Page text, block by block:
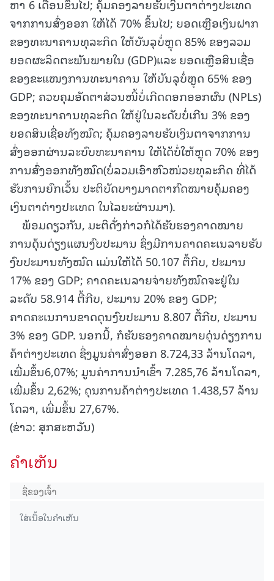
ຫາ 6 ເດືອນຂຶ້ນໄປ; ຄຸ້ມຄອງລາຍຮັບເງິນຕາຕ່າງປະເທດ
ຈາກການສົ່ງອອກ ໃຫ້ໄດ້ 70% ຂຶ້ນໄປ; ຍອດເຫຼືອເງິນຝາກ
ຂອງທະນາຄານທຸລະກິດ ໃຫ້ບັນລຸບໍ່ຫຼຸດ 85% ຂອງລວມ
ຍອດຜະລິດຕະພັນພາຍໃນ (GDP)ແລະ ຍອດເຫຼືອສິນເຊື່ອ
ຂອງຂະແໜງການທະນາຄານ ໃຫ້ບັນລຸບໍ່ຫຼຸດ 65% ຂອງ
GDP; ຄວບຄຸມອັດຕາສ່ວນໜີ້ບໍ່ເກີດດອກອອກຜົນ (NPLs)
ຂອງທະນາຄານທຸລະກິດ ໃຫ້ຢູ່ໃນລະດັບບໍ່ເກີນ 3% ຂອງ
ຍອດສິນເຊື່ອທັງໝົດ; ຄຸ້ມຄອງລາຍຮັບເງິນຕາຈາກການ
ສົ່ງອອກຜ່ານລະບົບທະນາຄານ ໃຫ້ໄດ້ບໍ່ໃຫ້ຫຼຸດ 70% ຂອງ
ການສົ່ງອອກທັງໝົດ(ບໍ່ລວມເອົາຫົວໜ່ວຍທຸລະກິດ ທີ່ໄດ້
ຮັບການຍົກເວັ້ນ ປະຕິບັດບາງມາດຕາກົດໝາຍຄຸ້ມຄອງ
ເງິນຕາຕ່າງປະເທດ ໃນໄລຍະຜ່ານມາ).
ພ້ອມດຽວກັນ, ມະຕິດັ່ງກ່າວກໍໄດ້ຮັບຮອງຄາດໝາຍ
ການດຸ້ນດ່ຽງແຜນງົບປະມານ ຊຶ່ງມີການຄາດຄະເນລາຍຮັບ
ງົບປະມານທັງໝົດ ແມ່ນໃຫ້ໄດ້ 50.107 ຕື້ກີບ, ປະມານ
17% ຂອງ GDP; ຄາດຄະເນລາຍຈ່າຍທັງໝົດຈະຢູ່ໃນ
ລະດັບ 58.914 ຕື້ກີບ, ປະມານ 20% ຂອງ GDP;
ຄາດຄະເນການຂາດດຸນງົບປະມານ 8.807 ຕື້ກີບ, ປະມານ
3% ຂອງ GDP. ນອກນີ້, ກໍຮັບຮອງຄາດໝາຍດຸ່ນດ່ຽງການ
ຄ້າຕ່າງປະເທດ ຊຶ່ງມູນຄ່າສົ່ງອອກ 8.724,33 ລ້ານໂດລາ,
ເພີ່ມຂຶ້ນ6,07%; ມູນຄ່າການນໍາເຂົ້າ 7.285,76 ລ້ານໂດລາ,
ເພີ່ມຂຶ້ນ 2,62%; ດຸນການຄ້າຕ່າງປະເທດ 1.438,57 ລ້ານ
ໂດລາ, ເພີ່ມຂຶ້ນ 27,67%.
(ຂ່າວ: ສຸກສະຫວັນ)
ຄໍາເຫັນ